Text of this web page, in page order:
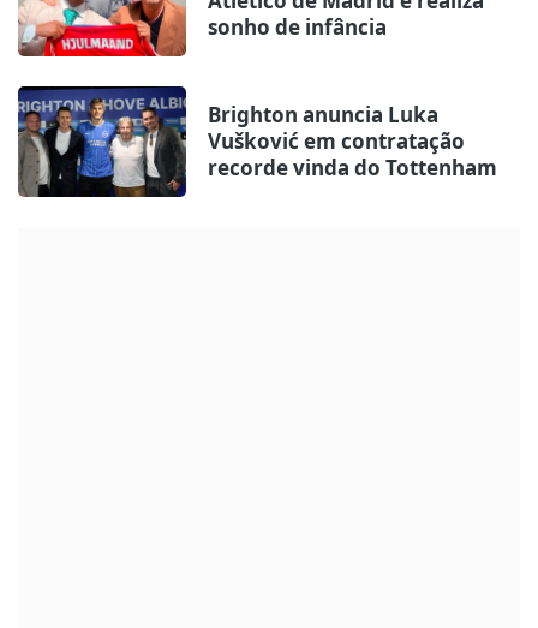
sonho de infância
Brighton anuncia Luka
Vušković em contratação
recorde vinda do Tottenham